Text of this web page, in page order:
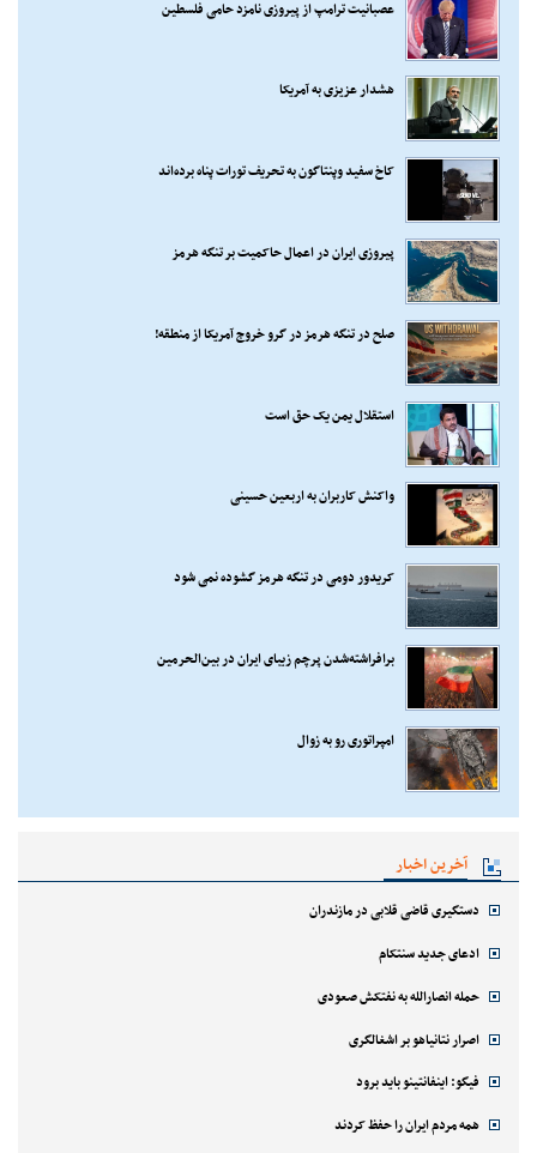
عصبانیت ترامپ از پیروزی نامزد حامی فلسطین
هشدار عزیزی به آمریکا
کاخ سفید وپنتاگون به تحریف تورات پناه برده‌اند
پیروزی ایران در اعمال حاکمیت بر تنگه هرمز
صلح در تنگه هرمز در گرو خروج آمریکا از منطقه!
استقلال یمن یک حق است
واکنش کاربران به اربعین حسینی
کریدور دومی در تنگه هرمز گشوده نمی شود
برافراشته‌شدن پرچم زیبای ایران در بین‌الحرمین
امپراتوری رو به زوال
آخرین اخبار
دستگیری قاضی قلابی در مازندران
ادعای جدید سنتکام
حمله انصارالله به نفتکش صعودی
اصرار نتانیاهو بر اشغالگری
فیگو: اینفانتینو باید برود
همه مردم ایران را حفظ کردند